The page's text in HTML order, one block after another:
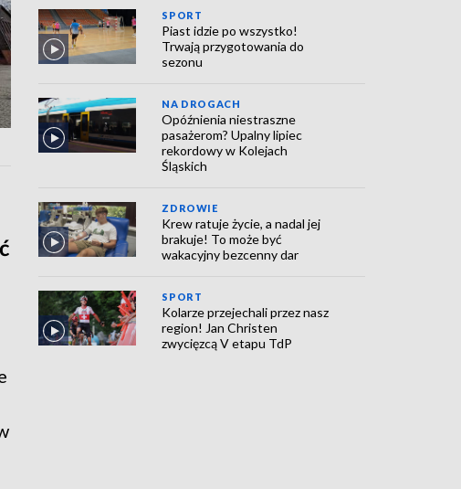
SPORT
Piast idzie po wszystko!
Trwają przygotowania do
sezonu
NA DROGACH
Opóźnienia niestraszne
pasażerom? Upalny lipiec
rekordowy w Kolejach
Śląskich
ZDROWIE
Krew ratuje życie, a nadal jej
brakuje! To może być
wakacyjny bezcenny dar
SPORT
Kolarze przejechali przez nasz
region! Jan Christen
zwycięzcą V etapu TdP